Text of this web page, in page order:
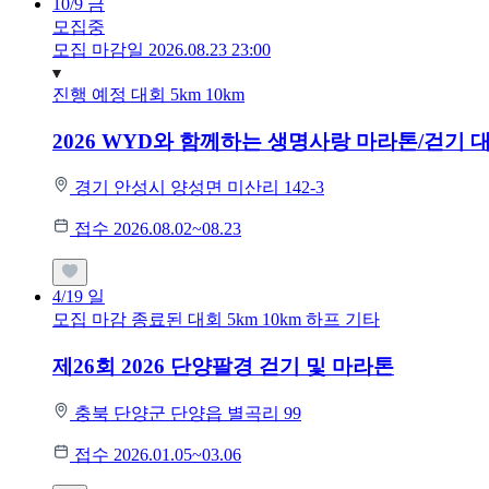
10/9 금
모집중
모집 마감일 2026.08.23 23:00
진행 예정 대회 5km 10km
2026 WYD와 함께하는 생명사랑 마라톤/걷기
경기 안성시 양성면 미산리 142-3
접수 2026.08.02~08.23
4/19 일
모집 마감 종료된 대회 5km 10km 하프 기타
제26회 2026 단양팔경 걷기 및 마라톤
충북 단양군 단양읍 별곡리 99
접수 2026.01.05~03.06